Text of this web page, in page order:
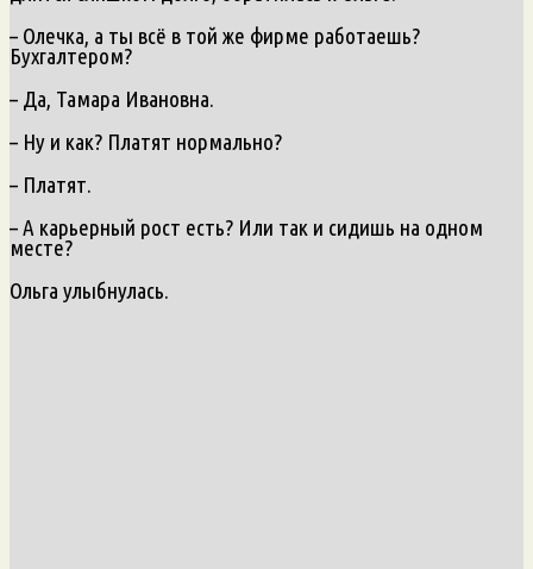
– Олечка, а ты всё в той же фирме работаешь?
Бухгалтером?
– Да, Тамара Ивановна.
– Ну и как? Платят нормально?
– Платят.
– А карьерный рост есть? Или так и сидишь на одном
месте?
Ольга улыбнулась.